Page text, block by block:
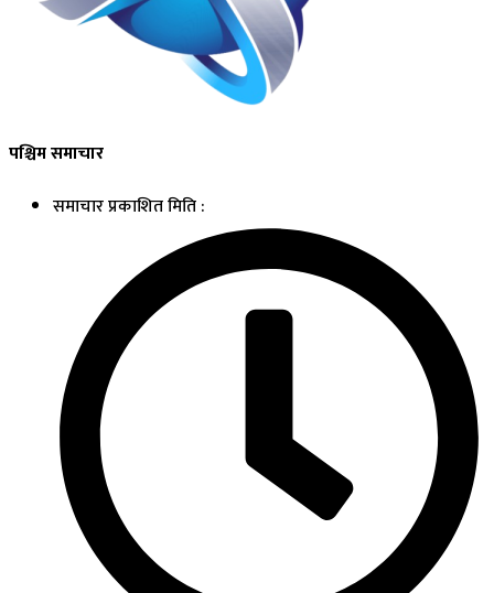
पश्चिम समाचार
समाचार प्रकाशित मिति :